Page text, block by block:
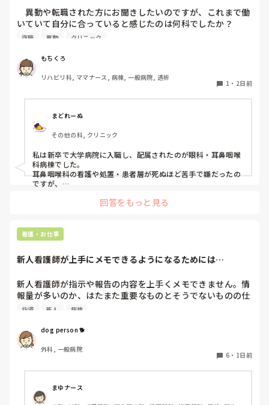
B病院の看護部長さんは、是非あなたに来て欲しいと言って
くださっていて私も行きたいと思っています。
私の人生のことだから私が決めたいです。推薦されようがさ
れまいがB病院を受けることは決めていました。なのに推薦
されたことで申請を通す気はないとはっきり言われました。
就職担当の事務に相談したら、「1年だけAで働いてその後B
いったら？」と私の経歴に傷がつくことがわかっているのに
他人事扱いです。本当に酷い…
B病院は諦めたくありません。ていうか受かる可能性低いで
す。倍率高いので。絶対に行ける可能性が低いのになぜか裏
で手を回されました。
どうしたら話が通じると思いますか？なんかもう疲れちゃっ
て。
ここまで読んでくださりありがとうございました。客観的に
見ることがもう出来なくなってしまっているので第三者の目
線でご意見頂きたいです。お時間あったらコメントお願いし
ます。
異動や転職された方にお聞きしたいのですが、これまで働
いていて自分に合っていると感じたのは何科でしたか？
また、どんなところが合っていると感じましたか？
私はこれまで脳神経外科、リハビリ科、透析室と経験しまし
たが、どこもしっくり来なくて悩んでいます…。次回の転職
の参考にさせていただきたいです😭
復職 異動 クリニック
もちくろ
リハビリ科, ママナース, 病棟, 一般病院, 透析
1 ・ 2日前
まどれーぬ
その他の科, クリニック
私は新卒で大学病院に入職し、配属されたのが眼科・耳鼻咽喉
科病棟でした。
耳鼻咽喉科の看護や処置・患者層が死ぬほど苦手で嫌だったの
ですが、
棟に居続けることは不可能なので、
異動の声がかかる前に眼科クリニックに転職しました。
至る、という感じです。
回答をもっと見る
看護・お仕事
新人看護師が上手にメモできるようになるためには…
新人看護師が指示や報告の内容を上手くメモできません。情
報量が多いのか、はたまた重要なものとそうでないものの仕
分けができないのか…  肝心な事柄を逃してしまいます。何
示・報告するよう皆で努力しています。
指導 新人 病棟
dog person 🐕
外科, 一般病院
6 ・ 1日前
まゆナース